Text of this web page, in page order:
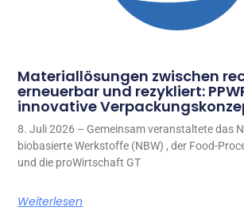
Materiallösungen zwischen
erneuerbar und rezykliert:
innovative
8. Juli 2026 – Gemeinsam veranstaltete das
biobasierte Werkstoffe (NBW) , der Food-
und die proWirtschaft GT
Weiterlesen